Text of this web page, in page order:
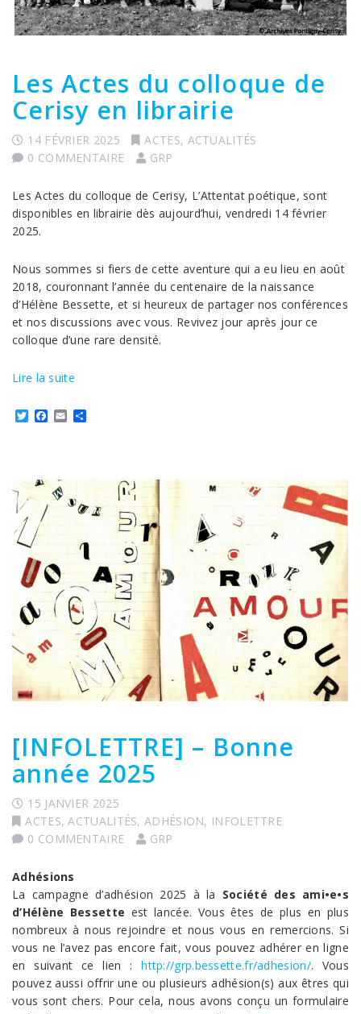
Les Actes du colloque de
Cerisy en librairie
14 FÉVRIER 2025 ACTES, ACTUALITÉS
0 COMMENTAIRE
GRP
Les Actes du colloque de Cerisy, L’Attentat poétique, sont
disponibles en librairie dès aujourd’hui, vendredi 14 février
2025.
Nous sommes si fiers de cette aventure qui a eu lieu en août
2018, couronnant l’année du centenaire de la naissance
d’Hélène Bessette, et si heureux de partager nos conférences
et nos discussions avec vous. Revivez jour après jour ce
colloque d’une rare densité.
Lire la suite
TwitterFacebook
Email
[INFOLETTRE] – Bonne
année 2025
15 JANVIER 2025
ACTES,ACTUALITÉS,ADHÉSION, INFOLETTRE
0 COMMENTAIRE
GRP
Adhésions
La campagne d’adhésion 2025 à la Société des ami•e•s
d’Hélène Bessette est lancée. Vous êtes de plus en plus
nombreux à nous rejoindre et nous vous en remercions. Si
vous ne l’avez pas encore fait, vous pouvez adhérer en ligne
en suivant ce lien :http://grp.bessette.fr/adhesion/. Vous
pouvez aussi offrir une ou plusieurs adhésion(s) aux êtres qui
vous sont chers. Pour cela, nous avons conçu un formulaire